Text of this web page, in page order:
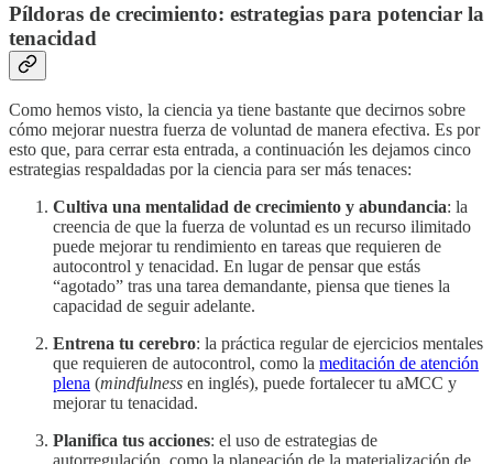
Píldoras de crecimiento: estrategias para potenciar la
tenacidad
Como hemos visto, la ciencia ya tiene bastante que decirnos sobre
cómo mejorar nuestra fuerza de voluntad de manera efectiva. Es por
esto que, para cerrar esta entrada, a continuación les dejamos cinco
estrategias respaldadas por la ciencia para ser más tenaces:
Cultiva una mentalidad de crecimiento y abundancia: la
creencia de que la fuerza de voluntad es un recurso ilimitado
puede mejorar tu rendimiento en tareas que requieren de
autocontrol y tenacidad. En lugar de pensar que estás
“agotado” tras una tarea demandante, piensa que tienes la
capacidad de seguir adelante.
Entrena tu cerebro: la práctica regular de ejercicios mentales
que requieren de autocontrol, como la meditación de atención
plena (mindfulness en inglés), puede fortalecer tu aMCC y
mejorar tu tenacidad.
Planifica tus acciones: el uso de estrategias de